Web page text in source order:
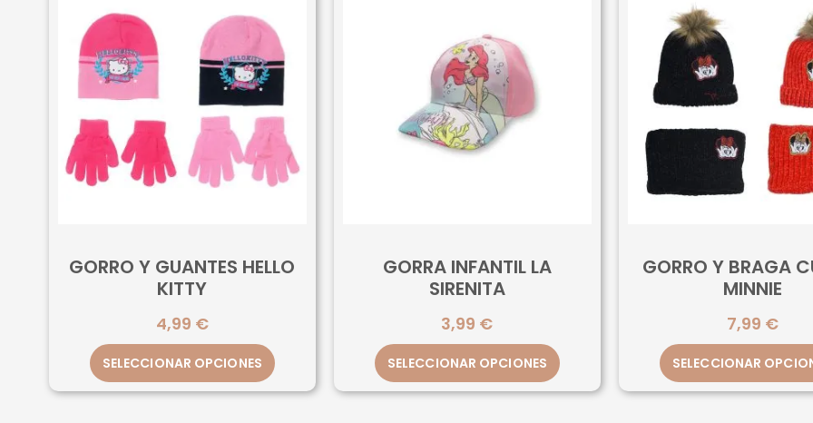
GORRO Y GUANTES HELLO
KITTY
4,99 €
SELECCIONAR OPCIONES
GORRA INFANTIL LA
SIRENITA
3,99 €
SELECCIONAR OPCIONES
GORRO Y BRAGA
MINNIE
7,99 €
SELECCIONAR